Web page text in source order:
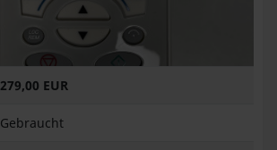
279,00 EUR
Gebraucht